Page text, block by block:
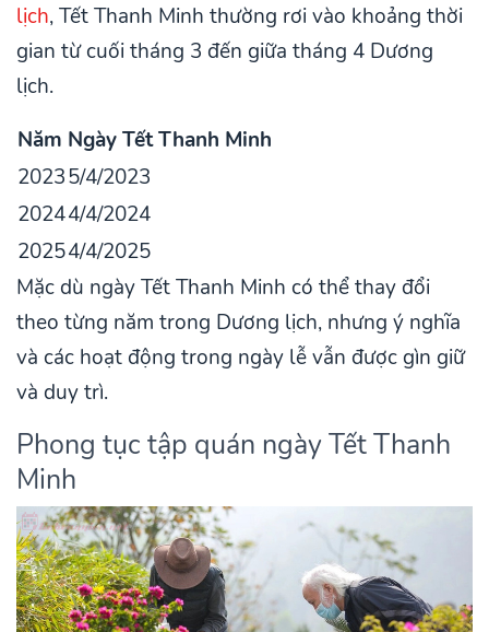
lịch, Tết Thanh Minh thường rơi vào khoảng thời
gian từ cuối tháng 3 đến giữa tháng 4 Dương
lịch.
Năm Ngày Tết Thanh Minh
20235/4/2023
20244/4/2024
20254/4/2025
Mặc dù ngày Tết Thanh Minh có thể thay đổi
theo từng năm trong Dương lịch, nhưng ý nghĩa
và các hoạt động trong ngày lễ vẫn được gìn giữ
và duy trì.
Phong tục tập quán ngày Tết Thanh
Minh